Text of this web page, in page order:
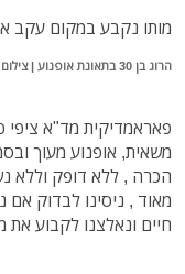
מותו נקבע במקום עקב
הרוג בן 30 בתאונת אופנוע | צילום : דניאל שבוטיה תיעוד מבצעי מד"א
פאראמדיקית מד"א ציפי
הכרה , ללא דופק וללא
מאוד , ניסינו לבדוק אם
חיים ונאלצנו לקבוע את